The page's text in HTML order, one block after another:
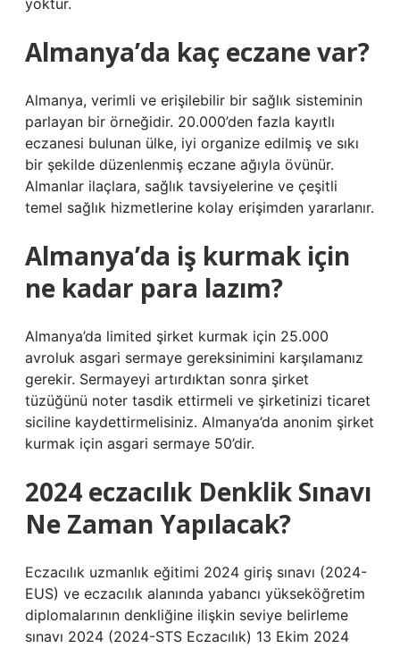
yoktur.
Almanya’da kaç eczane var?
Almanya, verimli ve erişilebilir bir sağlık sisteminin
parlayan bir örneğidir. 20.000’den fazla kayıtlı
eczanesi bulunan ülke, iyi organize edilmiş ve sıkı
bir şekilde düzenlenmiş eczane ağıyla övünür.
Almanlar ilaçlara, sağlık tavsiyelerine ve çeşitli
temel sağlık hizmetlerine kolay erişimden yararlanır.
Almanya’da iş kurmak için
ne kadar para lazım?
Almanya’da limited şirket kurmak için 25.000
avroluk asgari sermaye gereksinimini karşılamanız
gerekir. Sermayeyi artırdıktan sonra şirket
tüzüğünü noter tasdik ettirmeli ve şirketinizi ticaret
siciline kaydettirmelisiniz. Almanya’da anonim şirket
kurmak için asgari sermaye 50’dir.
2024 eczacılık Denklik Sınavı
Ne Zaman Yapılacak?
Eczacılık uzmanlık eğitimi 2024 giriş sınavı (2024-
EUS) ve eczacılık alanında yabancı yükseköğretim
diplomalarının denkliğine ilişkin seviye belirleme
sınavı 2024 (2024-STS Eczacılık) 13 Ekim 2024